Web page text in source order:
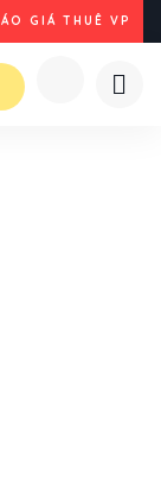
GIÁ THUÊ VP